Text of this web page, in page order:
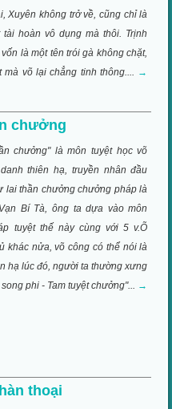
Xuyên không trở về, cũng chỉ là
tài hoàn vô dụng mà thôi. Trịnh
là một tên trói gà không chặt,
mà võ lại chẳng tinh thông.... →
chưởng
chưởng" là môn tuyệt học võ
thiên hạ, truyền nhân đầu
lai thần chưởng chưởng pháp là
Bí Tà, ông ta dựa vào môn
tuyệt thế này cùng với 5 v.Õ
khác nửa, võ công có thể nói là
hạ lúc đó, người ta thường xưng
phi - Tam tuyệt chưởng"... →
thoại